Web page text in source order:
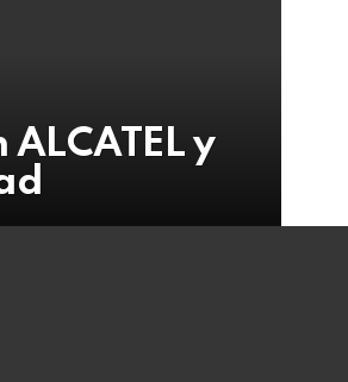
y